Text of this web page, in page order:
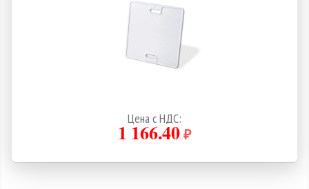
Цена с НДС:
1 166.40₽